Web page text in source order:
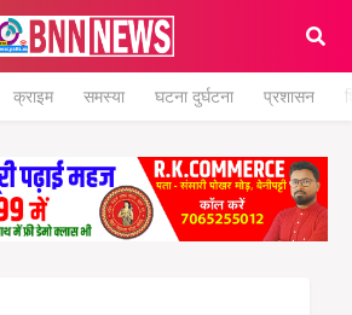
क्राइम समस्या घटना दुर्घटना प्रशासन